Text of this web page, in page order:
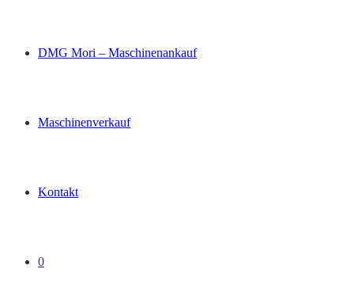
DMG Mori – Maschinenankauf
Maschinenverkauf
Kontakt
0